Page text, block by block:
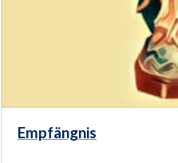
Empfängnis